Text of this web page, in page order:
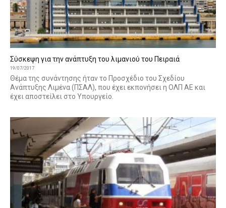
Σύσκεψη για την ανάπτυξη του λιμανιού του Πειραιά
19/07/2017
Θέμα της συνάντησης ήταν το Προσχέδιο του Σχεδίου
Ανάπτυξης Λιμένα (ΠΣΑΛ), που έχει εκπονήσει η ΟΛΠ ΑΕ και
έχει αποστείλει στο Υπουργείο.